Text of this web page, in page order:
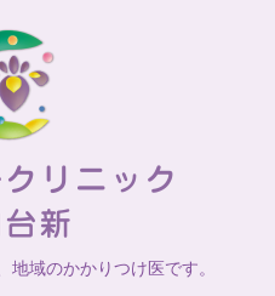
域のかかりつけ医です。